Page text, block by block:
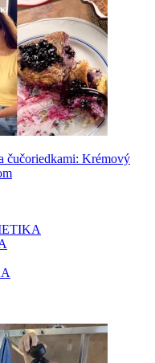
čučoriedkami: Krémový